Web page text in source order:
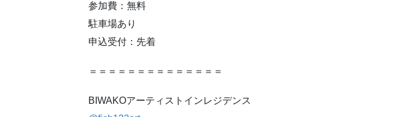
参加費：無料
駐車場あり
申込受付：先着
＝＝＝＝＝＝＝＝＝＝＝＝＝＝
BIWAKOアーティストインレジデンス